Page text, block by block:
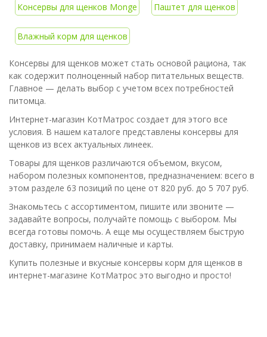
Консервы для щенков Monge Паштет для щенков
Влажный корм для щенков
Консервы для щенков может стать основой рациона, так
как содержит полноценный набор питательных веществ.
Главное — делать выбор с учетом всех потребностей
питомца.
Интернет-магазин КотМатрос создает для этого все
условия. В нашем каталоге представлены консервы для
щенков из всех актуальных линеек.
Товары для щенков различаются объемом, вкусом,
набором полезных компонентов, предназначением: всего в
этом разделе 63 позиций по цене от 820 руб. до 5 707 руб.
Знакомьтесь с ассортиментом, пишите или звоните —
задавайте вопросы, получайте помощь с выбором. Мы
всегда готовы помочь. А еще мы осуществляем быструю
доставку, принимаем наличные и карты.
Купить полезные и вкусные консервы корм для щенков в
интернет-магазине КотМатрос это выгодно и просто!